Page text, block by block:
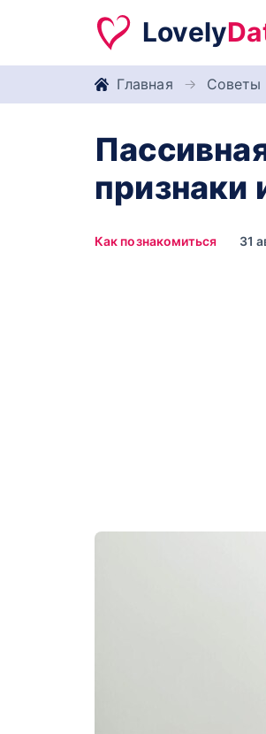
Lovely
Главная Советы
‌признаки‌
Как познакомиться 31